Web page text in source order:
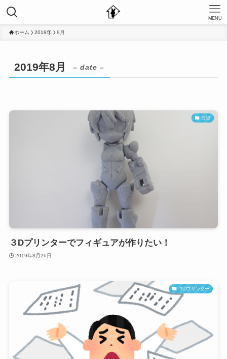
MENU
ホーム 2019年 8月
2019年8月 – date –
日記
３Dプリンターでフィギュアが作りたい！
2019年8月26日
３Dプリンター